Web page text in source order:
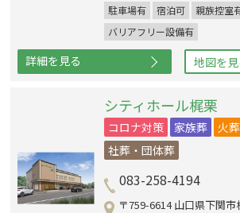
駐車場有 宿泊可 親族控室
バリアフリー設備有
詳細を見る 地図を見
シティホール梶栗
コロナ対策 家族葬 火葬
社葬・団体葬
083-258-4194
〒759-6614 山口県下関